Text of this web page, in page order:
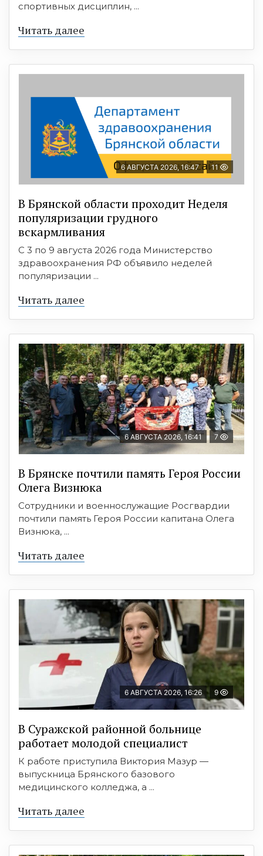
спортивных дисциплин, ...
Читать далее
6 АВГУСТА 2026, 16:47 11
В Брянской области проходит Неделя
популяризации грудного
вскармливания
С 3 по 9 августа 2026 года Министерство
здравоохранения РФ объявило неделей
популяризации ...
Читать далее
6 АВГУСТА 2026, 16:41 7
В Брянске почтили память Героя России
Олега Визнюка
Сотрудники и военнослужащие Росгвардии
почтили память Героя России капитана Олега
Визнюка, ...
Читать далее
6 АВГУСТА 2026, 16:26 9
В Суражской районной больнице
работает молодой специалист
К работе приступила Виктория Мазур —
выпускница Брянского базового
медицинского колледжа, а ...
Читать далее